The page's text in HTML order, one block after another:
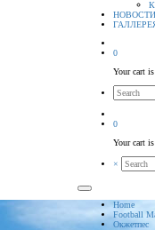
НОВОСТИ
0
Your cart
0
Your cart
×
Home
Football
Окжетпес